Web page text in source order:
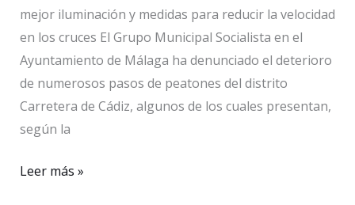
mejor iluminación y medidas para reducir la velocidad
en los cruces El Grupo Municipal Socialista en el
Ayuntamiento de Málaga ha denunciado el deterioro
de numerosos pasos de peatones del distrito
Carretera de Cádiz, algunos de los cuales presentan,
según la
El
Leer más »